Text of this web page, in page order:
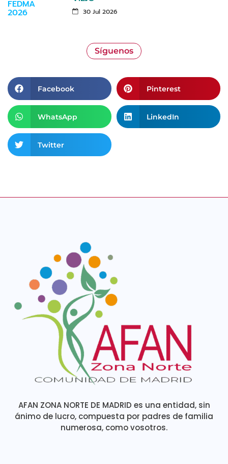
30 Jul 2026
Síguenos
Facebook Pinterest
WhatsApp LinkedIn
Twitter
AFAN ZONA NORTE DE MADRID es una entidad, sin
ánimo de lucro, compuesta por padres de familia
numerosa, como vosotros.